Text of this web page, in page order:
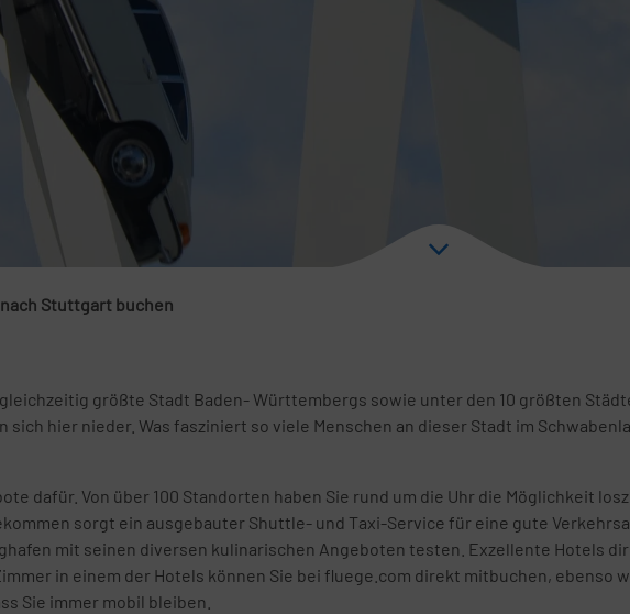
Stuttgart buchen
größte Stadt Baden- Württembergs sowie unter den 10 größten
hier nieder. Was fasziniert so viele Menschen an dieser Stadt im
dafür. Von über 100 Standorten haben Sie rund um die Uhr die Möglichkeit
sorgt ein ausgebauter Shuttle- und Taxi-Service für eine gute
mit seinen diversen kulinarischen Angeboten testen. Exzellente Hotels
in einem der Hotels können Sie bei fluege.com direkt mitbuchen,
Sie immer mobil bleiben.